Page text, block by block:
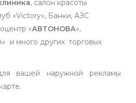
, салон красоты
«Victory», Банки, АЗС
«АВТОНОВА»,
и много других торговых
вашей наружной рекламы